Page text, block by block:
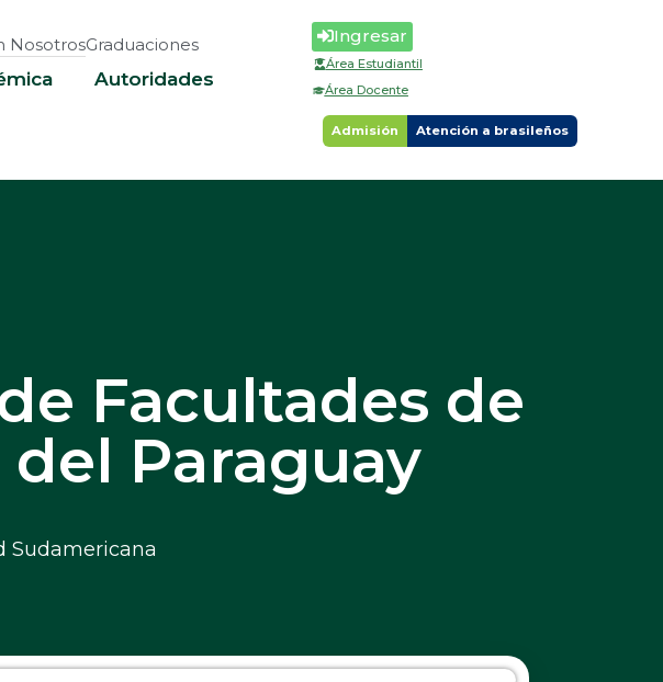
NosotrosGraduaciones
Autoridades
Ingresar
Área Estudiantil
Área Docente
Admisión Atención a brasileños
Facultades de
Paraguay
Sudamericana